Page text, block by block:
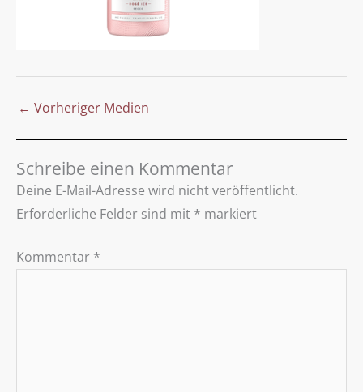
← Vorheriger Medien
Schreibe einen Kommentar
Deine E-Mail-Adresse wird nicht veröffentlicht.
Erforderliche Felder sind mit * markiert
Kommentar *